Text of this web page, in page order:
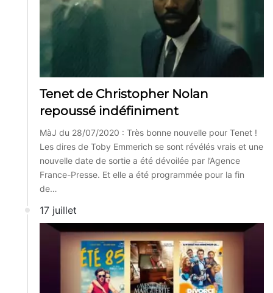
Tenet de Christopher Nolan
repoussé indéfiniment
MàJ du 28/07/2020 : Très bonne nouvelle pour Tenet !
Les dires de Toby Emmerich se sont révélés vrais et une
nouvelle date de sortie a été dévoilée par l’Agence
France-Presse. Et elle a été programmée pour la fin
de…
17 juillet